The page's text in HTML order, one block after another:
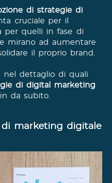
di strategie di
cruciale per il
per quelli in fase di
mirano ad aumentare
il proprio brand.
nel dettaglio di quali
di digital marketing
da subito.
di marketing digitale